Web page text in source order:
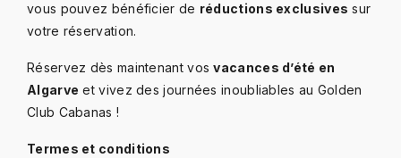
vous pouvez bénéficier de réductions exclusives sur
votre réservation.
Réservez dès maintenant vosvacances d’été en
Algarve et vivez des journées inoubliables au Golden
Club Cabanas !
Termes et conditions